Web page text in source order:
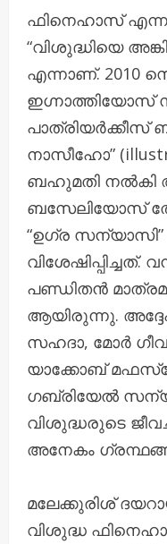
ഫിനെഹാസ് എന്ന
“വിശുദ്ധിയെ
എന്നാണ്. 2010
ഇഗ്നാത്തിയോസ്
പാത്രിയർക്കീസ്
നാസീഹോ”
ബഹുമതി നൽകി
ബസേലിയോസ്
“ഉഗ്ര സന്യാസി”
വിശേഷിപ്പിച്ചത്.
പണ്ഡിതൻ
ആയിരുന്നു.
സഹദാ, മോർ
യാക്കോബ്
ഗബ്രിയേൽ
വിശുദ്ധരുടെ
അനേകം
മലേക്കുരിശ്
വിശുദ്ധ